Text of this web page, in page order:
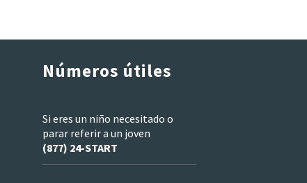
Números útiles
Si eres un niño necesitado o
parar referir a un joven
(877) 24-START